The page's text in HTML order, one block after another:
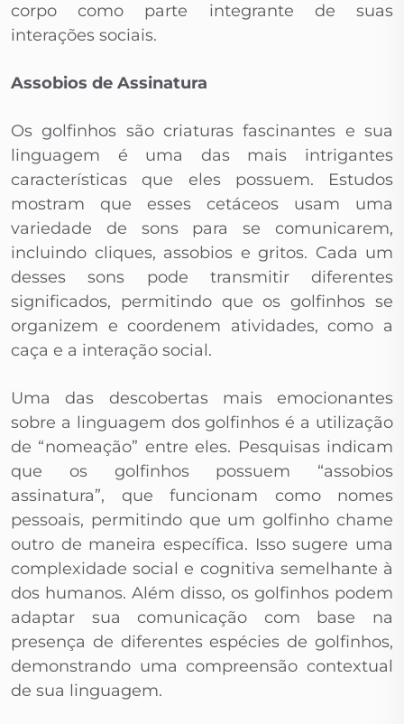
corpo como parte integrante de suas
interações sociais.
Assobios de Assinatura
Os golfinhos são criaturas fascinantes e sua
linguagem é uma das mais intrigantes
características que eles possuem. Estudos
mostram que esses cetáceos usam uma
variedade de sons para se comunicarem,
incluindo cliques, assobios e gritos. Cada um
desses sons pode transmitir diferentes
significados, permitindo que os golfinhos se
organizem e coordenem atividades, como a
caça e a interação social.
Uma das descobertas mais emocionantes
sobre a linguagem dos golfinhos é a utilização
de “nomeação” entre eles. Pesquisas indicam
que os golfinhos possuem “assobios
assinatura”, que funcionam como nomes
pessoais, permitindo que um golfinho chame
outro de maneira específica. Isso sugere uma
complexidade social e cognitiva semelhante à
dos humanos. Além disso, os golfinhos podem
adaptar sua comunicação com base na
presença de diferentes espécies de golfinhos,
demonstrando uma compreensão contextual
de sua linguagem.